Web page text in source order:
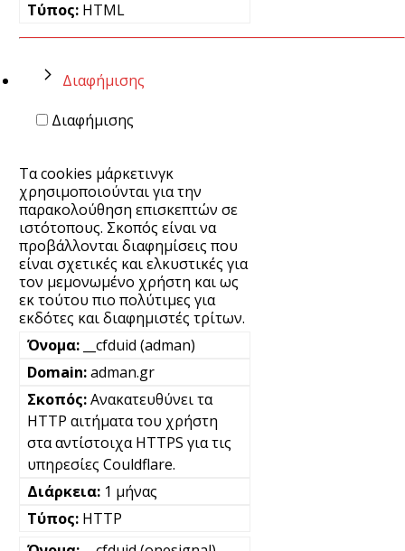
HTML
Διαφήμισης
Διαφήμισης
Τα cookies μάρκετινγκ
χρησιμοποιούνται για την
παρακολούθηση επισκεπτών σε
ιστότοπους. Σκοπός είναι να
προβάλλονται διαφημίσεις που
είναι σχετικές και ελκυστικές για
τον μεμονωμένο χρήστη και ως
εκ τούτου πιο πολύτιμες για
εκδότες και διαφημιστές τρίτων.
__cfduid (adman)
adman.gr
Ανακατευθύνει τα
HTTP αιτήματα του χρήστη
στα αντίστοιχα HTTPS για τις
υπηρεσίες Couldflare.
1 μήνας
HTTP